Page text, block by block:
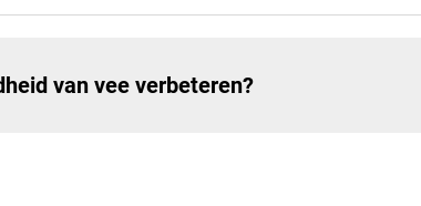
van vee verbeteren?